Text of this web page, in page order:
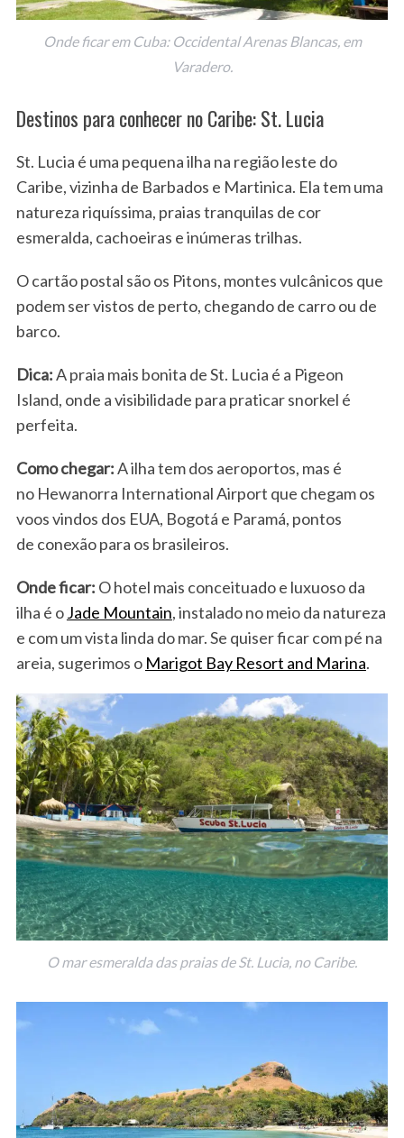
Onde ficar em Cuba: Occidental Arenas Blancas, em
Varadero.
Destinos para conhecer no Caribe: St. Lucia
St. Lucia é uma pequena ilha na região leste do
Caribe, vizinha de Barbados e Martinica. Ela tem uma
natureza riquíssima, praias tranquilas de cor
esmeralda, cachoeiras e inúmeras trilhas.
O cartão postal são os Pitons, montes vulcânicos que
podem ser vistos de perto, chegando de carro ou de
barco.
Dica:A praia mais bonita de St. Lucia é a Pigeon
Island, onde a visibilidade para praticar snorkel é
perfeita.
Como chegar:A ilha tem dos aeroportos, mas é
no Hewanorra International Airport que chegam os
voos vindos dos EUA, Bogotá e Paramá, pontos
de conexão para os brasileiros.
Onde ficar: O hotel mais conceituado e luxuoso da
ilha é oJade Mountain, instalado no meio da natureza
e com um vista linda do mar. Se quiser ficar com pé na
areia, sugerimos o Marigot Bay Resort and Marina.
O mar esmeralda das praias de St. Lucia, no Caribe.